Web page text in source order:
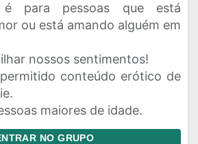
para pessoas que está
ou está amando alguém em
nossos sentimentos!
conteúdo erótico de
maiores de idade.
NO GRUPO